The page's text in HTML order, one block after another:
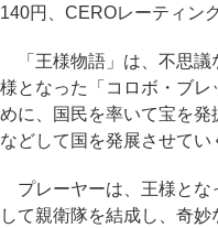
140円、CEROレーティン
「王様物語」は、不思議
様となった「コロボ・ブ
めに、国民を率いて宝を
などして国を発展させてい
プレーヤーは、王様とな
して親衛隊を結成し、奇妙